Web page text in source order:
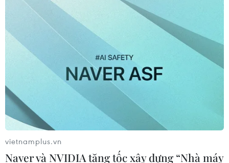
TIN CÙNG CHUYÊN MỤC
vietnamplus.vn
Naver và NVIDIA tăng tốc xây dựng “Nhà máy